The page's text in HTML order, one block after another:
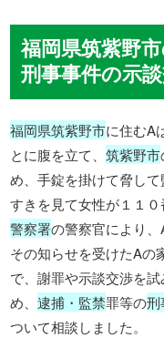
福岡県筑紫野
刑事事件の示
福岡県筑紫野市に住むA
とに腹を立て、筑紫野市
め、手錠を掛けて脅して
すきを見て女性が１１
警察署の警察官により
その知らせを受けたAの
で、謝罪や示談交渉を
め、逮捕・監禁罪等の刑
ついて相談しました。